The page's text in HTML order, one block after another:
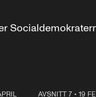
AVSNITT 7• 19